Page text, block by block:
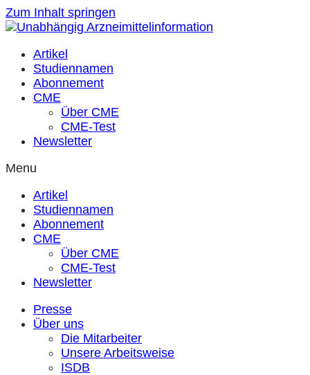
Zum Inhalt springen
Artikel
Studiennamen
Abonnement
CME
Über CME
CME-Test
Newsletter
Menu
Artikel
Studiennamen
Abonnement
CME
Über CME
CME-Test
Newsletter
Presse
Über uns
Die Mitarbeiter
Unsere Arbeitsweise
ISDB